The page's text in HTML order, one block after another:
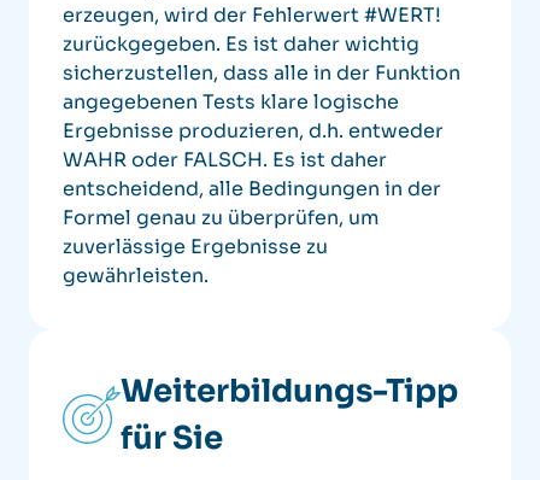
erzeugen, wird der Fehlerwert #WERT!
zurückgegeben. Es ist daher wichtig
sicherzustellen, dass alle in der Funktion
angegebenen Tests klare logische
Ergebnisse produzieren, d.h. entweder
WAHR oder FALSCH. Es ist daher
entscheidend, alle Bedingungen in der
Formel genau zu überprüfen, um
zuverlässige Ergebnisse zu
gewährleisten.
Weiterbildungs-Tipp
für Sie